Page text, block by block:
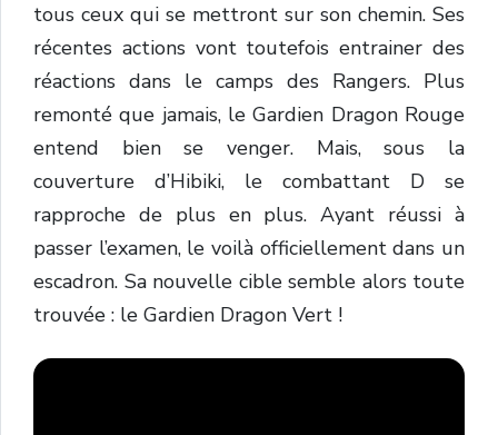
tous ceux qui se mettront sur son chemin. Ses
récentes actions vont toutefois entrainer des
réactions dans le camps des Rangers. Plus
remonté que jamais, le Gardien Dragon Rouge
entend bien se venger. Mais, sous la
couverture d’Hibiki, le combattant D se
rapproche de plus en plus. Ayant réussi à
passer l’examen, le voilà officiellement dans un
escadron. Sa nouvelle cible semble alors toute
trouvée : le Gardien Dragon Vert !